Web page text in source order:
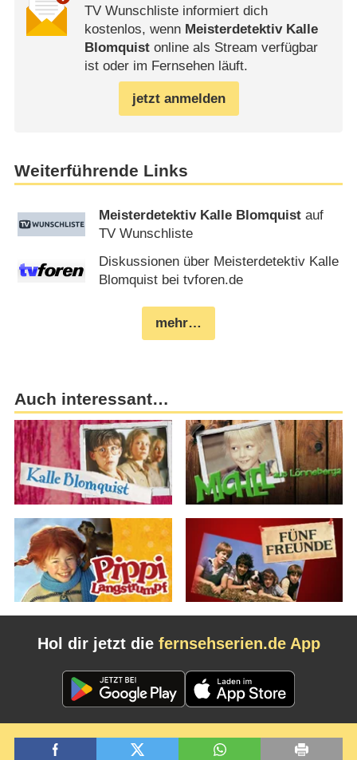
TV Wunschliste informiert dich
kostenlos, wenn Meisterdetektiv Kalle
Blomquistonline als Stream verfügbar
ist oder im Fernsehen läuft.
jetzt anmelden
Weiterführende Links
Meisterdetektiv Kalle Blomquist auf
TV Wunschliste
Diskussionen über Meisterdetektiv Kalle
Blomquist bei tvforen.de
mehr…
Auch interessant…
Hol dir jetzt die fernsehserien.de App